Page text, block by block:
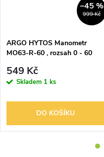
999 Kč
–45 %
ARGO HYTOS Manometr
MO63-R-60 , rozsah 0 - 60
549 Kč
Skladem 1 ks
DO KOŠÍKU